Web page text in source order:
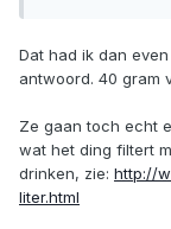
Dat had ik dan
antwoord. 40 gram
Ze gaan toch echt
wat het ding filtert
drinken, zie: http://
liter.html